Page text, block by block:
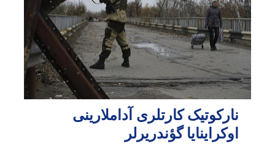
نارکوتیک کارتلری آداملارینی
اوکراینایا گؤندریرلر